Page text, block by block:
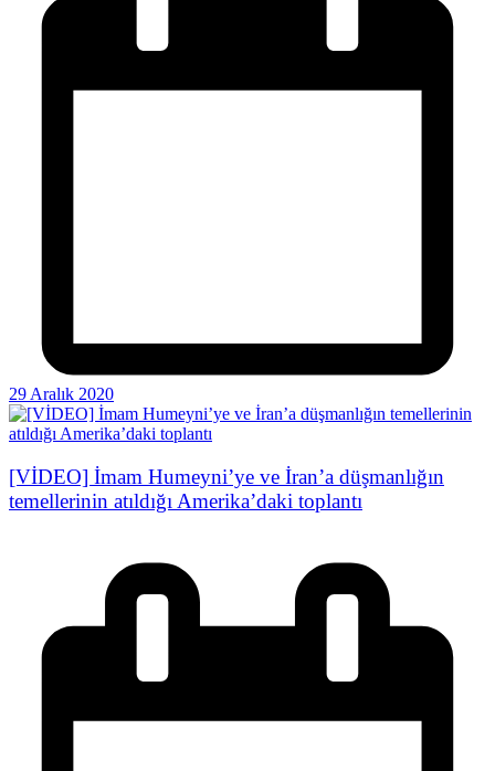
29 Aralık 2020
[VİDEO] İmam Humeyni’ye ve İran’a düşmanlığın
temellerinin atıldığı Amerika’daki toplantı